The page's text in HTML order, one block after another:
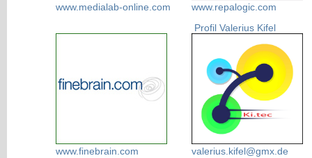
www.medialab-online.com
www.repalogic.com
Profil Valerius Kifel
www.finebrain.com valerius.kifel@gmx.de